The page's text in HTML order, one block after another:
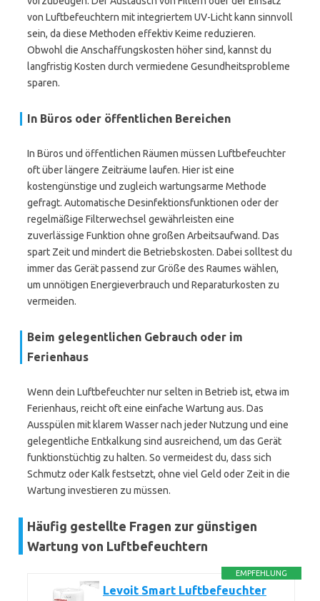
von Luftbefeuchtern mit integriertem UV-Licht kann sinnvoll
sein, da diese Methoden effektiv Keime reduzieren.
Obwohl die Anschaffungskosten höher sind, kannst du
langfristig Kosten durch vermiedene Gesundheitsprobleme
sparen.
In Büros oder öffentlichen Bereichen
In Büros und öffentlichen Räumen müssen Luftbefeuchter
oft über längere Zeiträume laufen. Hier ist eine
kostengünstige und zugleich wartungsarme Methode
gefragt. Automatische Desinfektionsfunktionen oder der
regelmäßige Filterwechsel gewährleisten eine
zuverlässige Funktion ohne großen Arbeitsaufwand. Das
spart Zeit und mindert die Betriebskosten. Dabei solltest du
immer das Gerät passend zur Größe des Raumes wählen,
um unnötigen Energieverbrauch und Reparaturkosten zu
vermeiden.
Beim gelegentlichen Gebrauch oder im
Ferienhaus
Wenn dein Luftbefeuchter nur selten in Betrieb ist, etwa im
Ferienhaus, reicht oft eine einfache Wartung aus. Das
Ausspülen mit klarem Wasser nach jeder Nutzung und eine
gelegentliche Entkalkung sind ausreichend, um das Gerät
funktionstüchtig zu halten. So vermeidest du, dass sich
Schmutz oder Kalk festsetzt, ohne viel Geld oder Zeit in die
Wartung investieren zu müssen.
Häufig gestellte Fragen zur günstigen
Wartung von Luftbefeuchtern
EMPFEHLUNG
Levoit Smart Luftbefeuchter